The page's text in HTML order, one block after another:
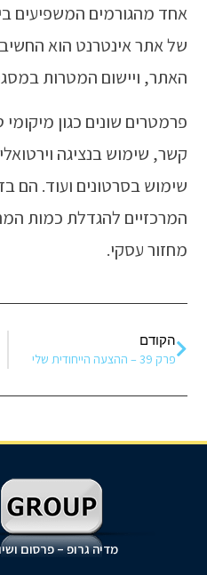
המשפיעים ביותר על
הוא החשיבה מראש על
המטרות במסגרת שלב
כגון מיקומי טפסים,
וירטואלית, התאמת
ועוד. הם בדרך כלל
כמות המרות, ומכאן
פרק 41 – עתיד השיווק באינטרנט
גרופ – פרסום ושיווק ברשת